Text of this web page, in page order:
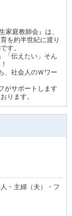
庭教師会』は、
を約半世紀に渡り
す。
「伝えたい」そん
、社会人のＷワー
がサポートします
ります。
・主婦（夫）・フ